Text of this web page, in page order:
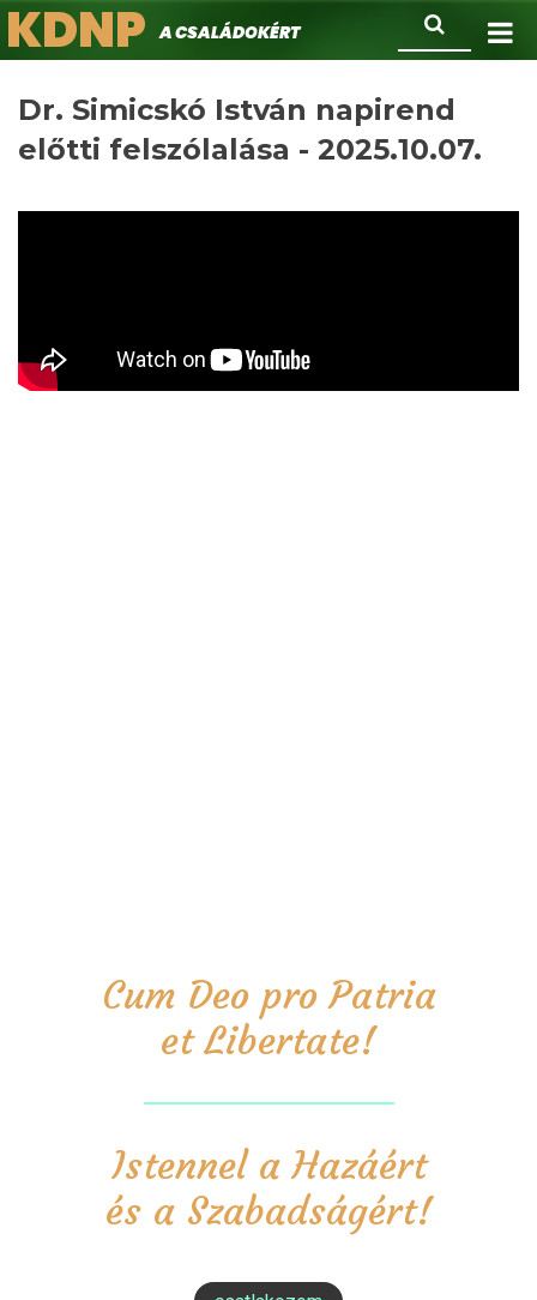
Ugrás
a
Keresés
KDNPA családokért.
Dr. Simicskó István napirend
előtti felszólalása - 2025.10.07.
Cum Deo pro Patria
et Libertate!
Istennel a Hazáért
és a Szabadságért!